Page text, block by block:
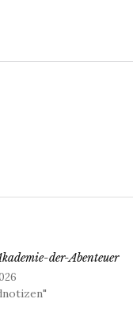
der-Abenteuer